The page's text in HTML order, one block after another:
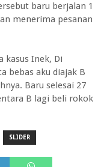
baru berjalan 1
menerima pesanan
kasus Inek, Di
bebas aku diajak B
Baru selesai 27
B lagi beli rokok
SLIDER